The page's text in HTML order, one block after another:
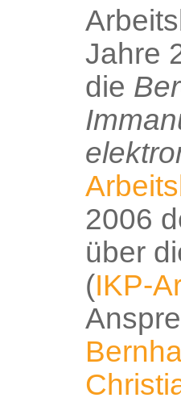
Jahre
die
2006
über
(IKP-